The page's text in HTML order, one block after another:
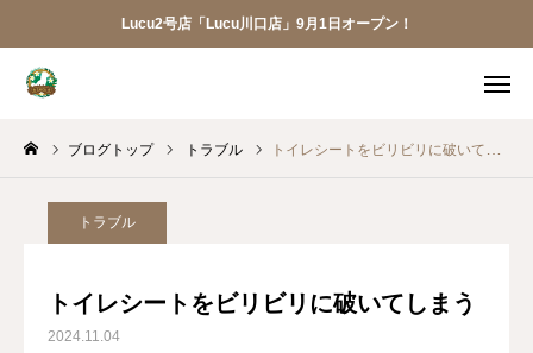
Lucu2号店「Lucu川口店」9月1日オープン！
ブログトップ トラブル トイレシートをビリビリに破いてしまう
トラブル
トイレシートをビリビリに破いてしまう
2024.11.04
ご予約 アクセス
お電話
Lucu川口店